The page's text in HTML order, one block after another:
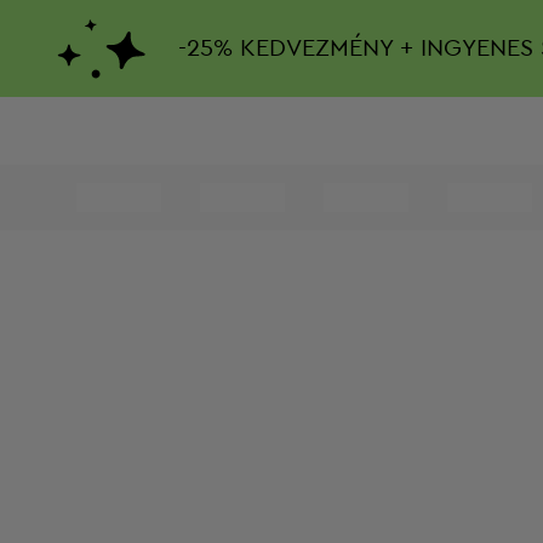
-25% KEDVEZMÉNY + INGYENES